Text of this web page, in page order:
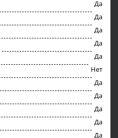
Да
Да
Да
Да
Да
Нет
Да
Да
Да
Да
Да